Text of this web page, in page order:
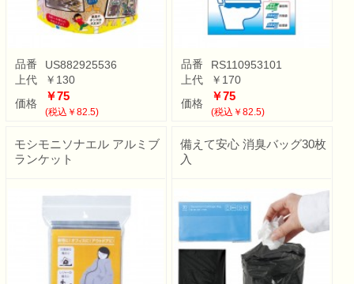
品番
US882925536
上代
￥130
価格
￥75
(税込￥82.5)
品番
RS110953101
上代
￥170
価格
￥75
(税込￥82.5)
モシモニソナエル アルミブ
ランケット
備えて安心 消臭バッグ30枚
入